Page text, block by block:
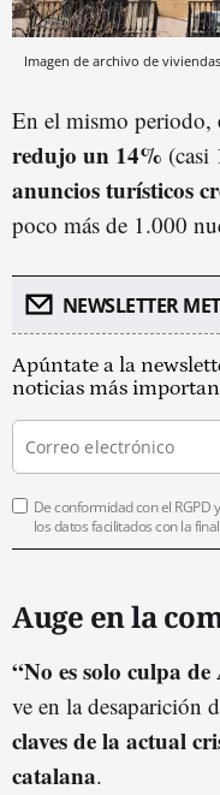
Imagen de archivo de
En el mismo periodo,
redujo un 14% (casi
anuncios turísticos
poco más de 1.000
NEWSLETTER
Apúntate a la
noticias más
De conformidad con el RGPD
los datos facilitados con la
Auge en la
“No es solo culpa
ve en la desaparición
claves de la actual
catalana.